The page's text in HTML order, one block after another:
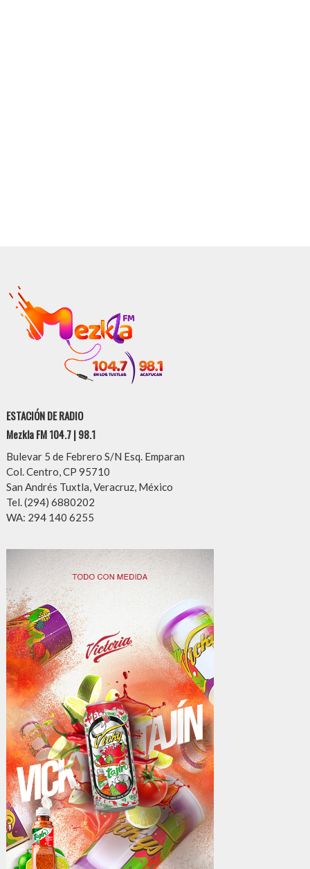
ESTACIÓN DE RADIO
Mezkla FM 104.7 | 98.1
Bulevar 5 de Febrero S/N Esq. Emparan
Col. Centro, CP 95710
San Andrés Tuxtla, Veracruz, México
Tel. (294) 6880202
WA: 294 140 6255